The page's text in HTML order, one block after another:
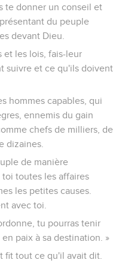
te donner un conseil et
du peuple
devant Dieu.
et les lois, fais-leur
suivre et ce qu'ils doivent
hommes capables, qui
ennemis du gain
chefs de milliers, de
dizaines.
de manière
toutes les affaires
les petites causes.
avec toi.
tu pourras tenir
paix à sa destination. »
fit tout ce qu'il avait dit.